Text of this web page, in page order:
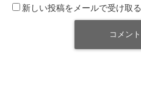
新しい投稿をメールで受け取る